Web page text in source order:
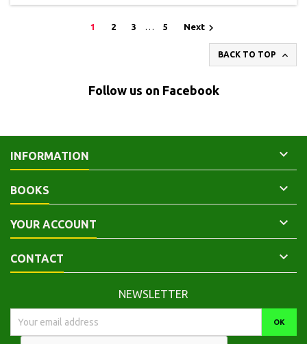
1 2 3 … 5 Next
BACK TO TOP 
Follow us on Facebook
INFORMATION 
BOOKS 
YOUR ACCOUNT 
CONTACT 
NEWSLETTER